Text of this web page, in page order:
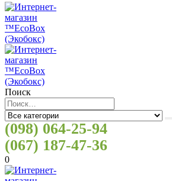
Поиск
(098) 064-25-94
(067) 187-47-36
0